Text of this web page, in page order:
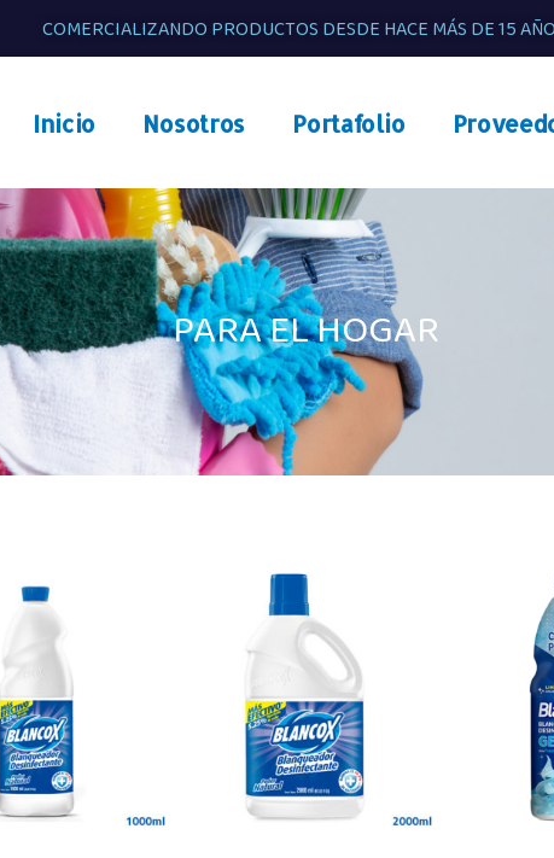
COMERCIALIZANDO PRODUCTOS DESDE HACE MÁS DE 15
Inicio Nosotros Portafolio
PARA EL HOGAR